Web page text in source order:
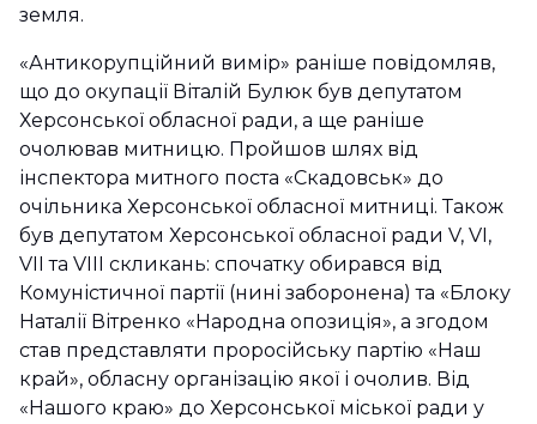
земля.
«Антикорупційний вимір» раніше повідомляв,
що до окупації Віталій Булюк був депутатом
Херсонської обласної ради, а ще раніше
очолював митницю. Пройшов шлях від
інспектора митного поста «Скадовськ» до
очільника Херсонської обласної митниці. Також
був депутатом Херсонської обласної ради V, VI,
VII та VIIІ скликань: спочатку обирався від
Комуністичної партії (нині заборонена) та «Блоку
Наталії Вітренко «Народна опозиція», а згодом
став представляти проросійську партію «Наш
край», обласну організацію якої і очолив. Від
«Нашого краю» до Херсонської міської ради у